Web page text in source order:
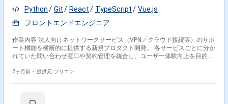
Python
Git React TypeScript
Vue.js
フロントエンドエンジニア
作業内容 法人向けネットワークサービス（VPN／クラウド接続等）のサポ
ート機能を横断的に提供する新規プロダクト開発。 各サービスごとに分か
れていた問い合わせ窓口や契約管理を統合し、ユーザー体験向上を目的と
アプリ）の設計・開発 対象：サービス申込／変更／解約、構成情報閲覧な
2ヶ月前・ 提供元: フリコン